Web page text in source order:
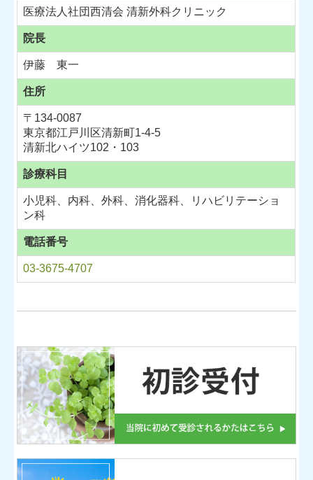
医療法人社団西清会 清新外科クリニック
院長
伊藤 東一
住所
〒134-0087
東京都江戸川区清新町1-4-5
清新北ハイツ102・103
診療科目
小児科、内科、外科、消化器科、リハビリテーショ
ン科
電話番号
03-3675-4707